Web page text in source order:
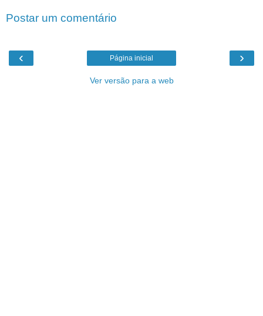
Postar um comentário
‹ ›
Página inicial
Ver versão para a web